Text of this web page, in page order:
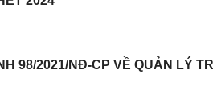
98/2021/NĐ-CP VỀ QUẢN LÝ